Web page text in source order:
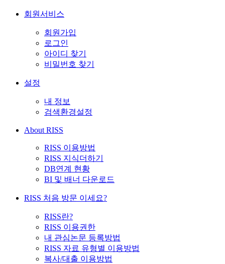
회원서비스
회원가입
로그인
아이디 찾기
비밀번호 찾기
설정
내 정보
검색환경설정
About RISS
RISS 이용방법
RISS 지식더하기
DB연계 현황
BI 및 배너 다운로드
RISS 처음 방문 이세요?
RISS란?
RISS 이용권한
내 관심논문 등록방법
RISS 자료 유형별 이용방법
복사/대출 이용방법